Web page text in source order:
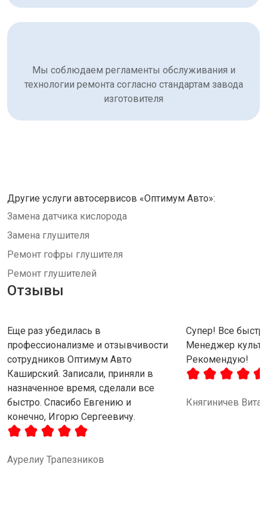
Отзывы
Еще раз убедилась в
профессионализме и отзывчивости
сотрудников Оптимум Авто
Каширский. Записали, приняли в
назначенное время, сделали все
быстро. Спасибо Евгению и
конечно, Игорю Сергеевичу.
Аурелиу Трапезников
Супер! Все
Менеджер
Рекомендую!
Княгиничев
Мы соблюдаем регламенты обслуживания и
технологии ремонта согласно стандартам завода
изготовителя
Другие услуги автосервисов «Оптимум Авто»:
Замена датчика кислорода
Замена глушителя
Ремонт гофры глушителя
Ремонт глушителей